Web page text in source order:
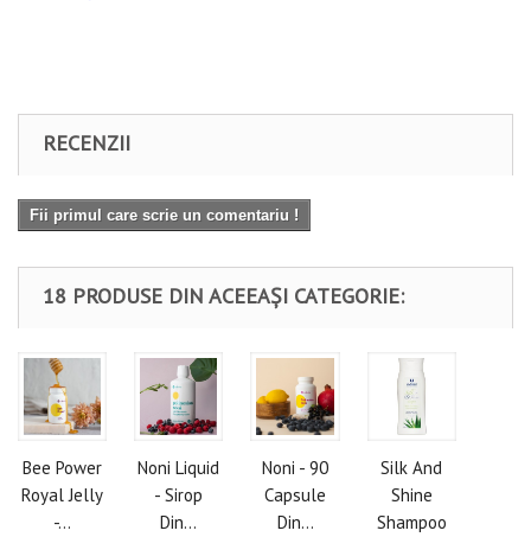
RECENZII
Fii primul care scrie un comentariu !
18 PRODUSE DIN ACEEAȘI CATEGORIE:
Bee Power
Royal Jelly
-...
Noni Liquid
- Sirop
Din...
Noni - 90
Capsule
Din...
Silk And
Shine
Shampoo